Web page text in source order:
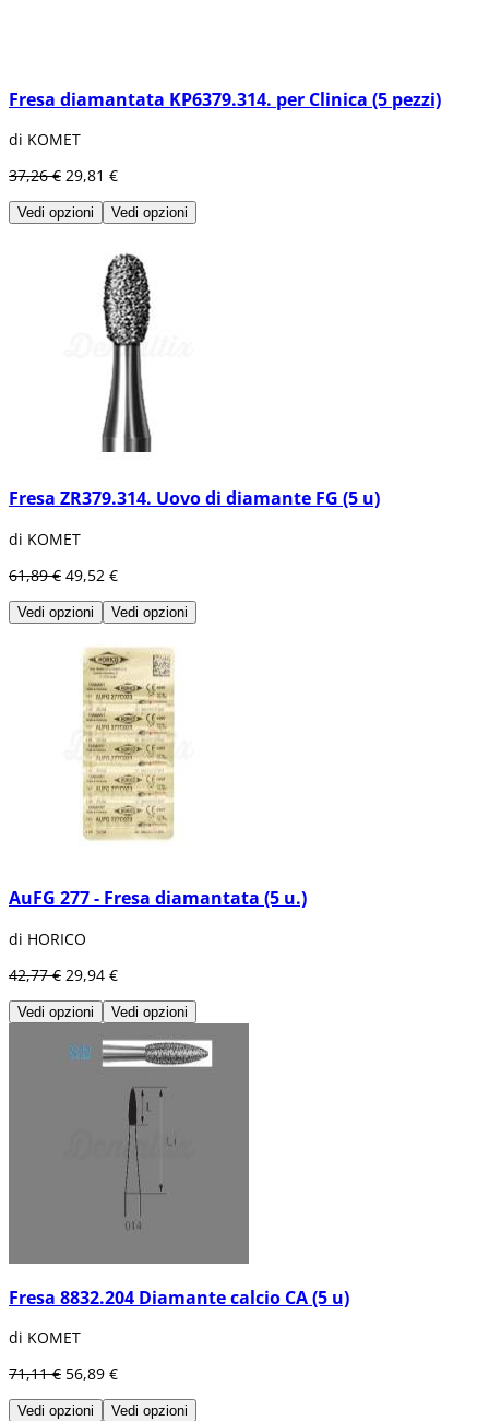
Fresa diamantata KP6379.314. per Clinica (5 pezzi)
di KOMET
37,26 € 29,81 €
Vedi opzioni Vedi opzioni
Fresa ZR379.314. Uovo di diamante FG (5 u)
di KOMET
61,89 € 49,52 €
Vedi opzioni Vedi opzioni
AuFG 277 - Fresa diamantata (5 u.)
di HORICO
42,77 € 29,94 €
Vedi opzioni Vedi opzioni
Fresa 8832.204 Diamante calcio CA (5 u)
di KOMET
71,11 € 56,89 €
Vedi opzioni Vedi opzioni